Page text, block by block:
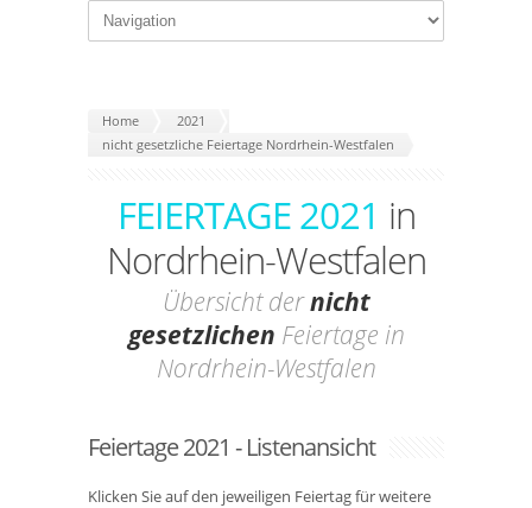
Home
2021
nicht gesetzliche Feiertage Nordrhein-Westfalen
FEIERTAGE 2021 in
Nordrhein-Westfalen
Übersicht dernicht
gesetzlichen Feiertage in
Nordrhein-Westfalen
Feiertage 2021 - Listenansicht
Klicken Sie auf den jeweiligen Feiertag für weitere